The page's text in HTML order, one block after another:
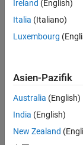
Missing
Missing
expand all
Context
Ireland (English)
Italia (Italiano)
Luxembourg
Asien-Pazifik
Australia (English)
India (English)
New Zealand